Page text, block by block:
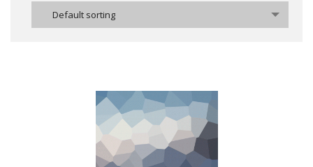
Default sorting